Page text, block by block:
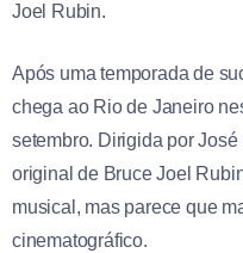
Joel Rubin.
Após uma temporada de
chega ao Rio de Janeiro
setembro. Dirigida por
original de Bruce Joel
musical, mas parece que
cinematográfico.